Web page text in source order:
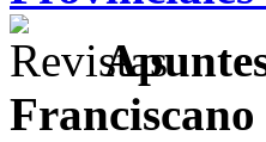
Franciscano